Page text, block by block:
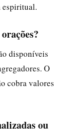
espiritual.
disponíveis
O
cobra valores
ou